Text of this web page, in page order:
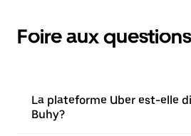
Foire aux questions
La plateforme Uber est-elle
Buhy?